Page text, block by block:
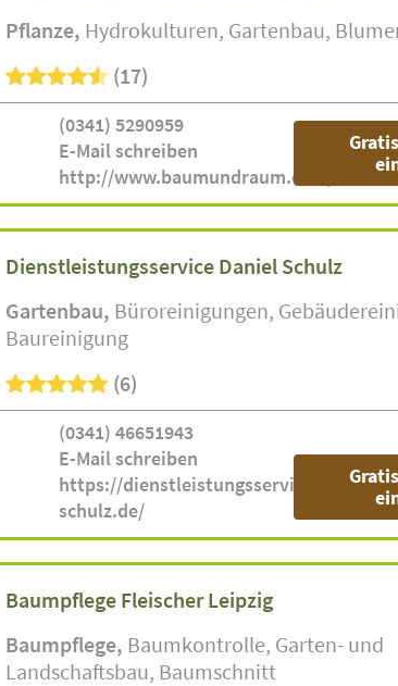
Pflanze Hydrokulturen Gartenbau
(17)
(0341) 5290959
E-Mail schreiben
http://www.baumundraum.com/
Dienstleistungsservice Daniel Schulz
Gartenbau Büroreinigungen
Baureinigung
(6)
(0341) 46651943
E-Mail schreiben
https://dienstleistungsservice-
schulz.de/
Baumpflege Fleischer Leipzig
Baumpflege Baumkontrolle Garten- und
Landschaftsbau Baumschnitt